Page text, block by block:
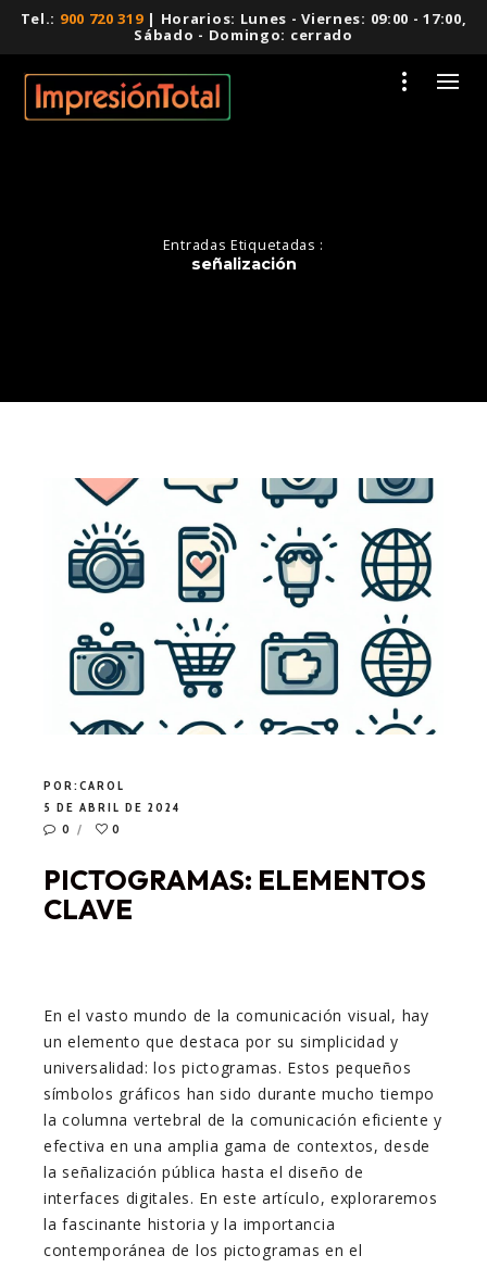
Tel.: 900 720 319| Horarios: Lunes - Viernes: 09:00 - 17:00,
Sábado - Domingo: cerrado
Entradas Etiquetadas :
señalización
POR:CAROL
5 DE ABRIL DE 2024
0
0
PICTOGRAMAS: ELEMENTOS
CLAVE
En el vasto mundo de la comunicación visual, hay
un elemento que destaca por su simplicidad y
universalidad: los pictogramas. Estos pequeños
símbolos gráficos han sido durante mucho tiempo
la columna vertebral de la comunicación eficiente y
efectiva en una amplia gama de contextos, desde
la señalización pública hasta el diseño de
interfaces digitales. En este artículo, exploraremos
la fascinante historia y la importancia
contemporánea de los pictogramas en el